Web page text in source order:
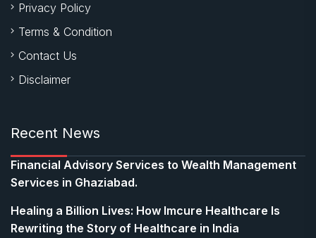
Privacy Policy
Terms & Condition
Contact Us
Disclaimer
Recent News
Financial Advisory Services to Wealth Management
Services in Ghaziabad.
Healing a Billion Lives: How Imcure Healthcare Is
Rewriting the Story of Healthcare in India